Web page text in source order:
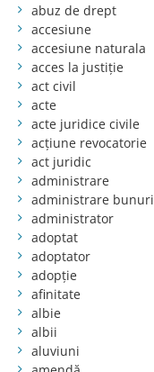
abuz de drept
accesiune
accesiune naturala
acces la justiție
act civil
acte
acte juridice civile
acțiune revocatorie
act juridic
administrare
administrare bunuri
administrator
adoptat
adoptator
adopție
afinitate
albie
albii
aluviuni